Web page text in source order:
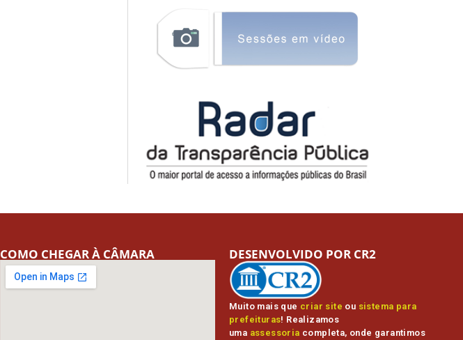
COMO CHEGAR À CÂMARA
Muito mais que criar site ou sistema para
prefeituras! Realizamos
uma assessoria completa, onde garantimos
DESENVOLVIDO POR CR2